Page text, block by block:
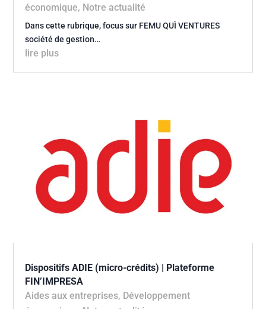
économique, Notre actualité
Dans cette rubrique, focus sur FEMU QUÌ VENTURES
société de gestion…
lire plus
Dispositifs ADIE (micro-crédits) | Plateforme
FIN’IMPRESA
Aides aux entreprises, Développement